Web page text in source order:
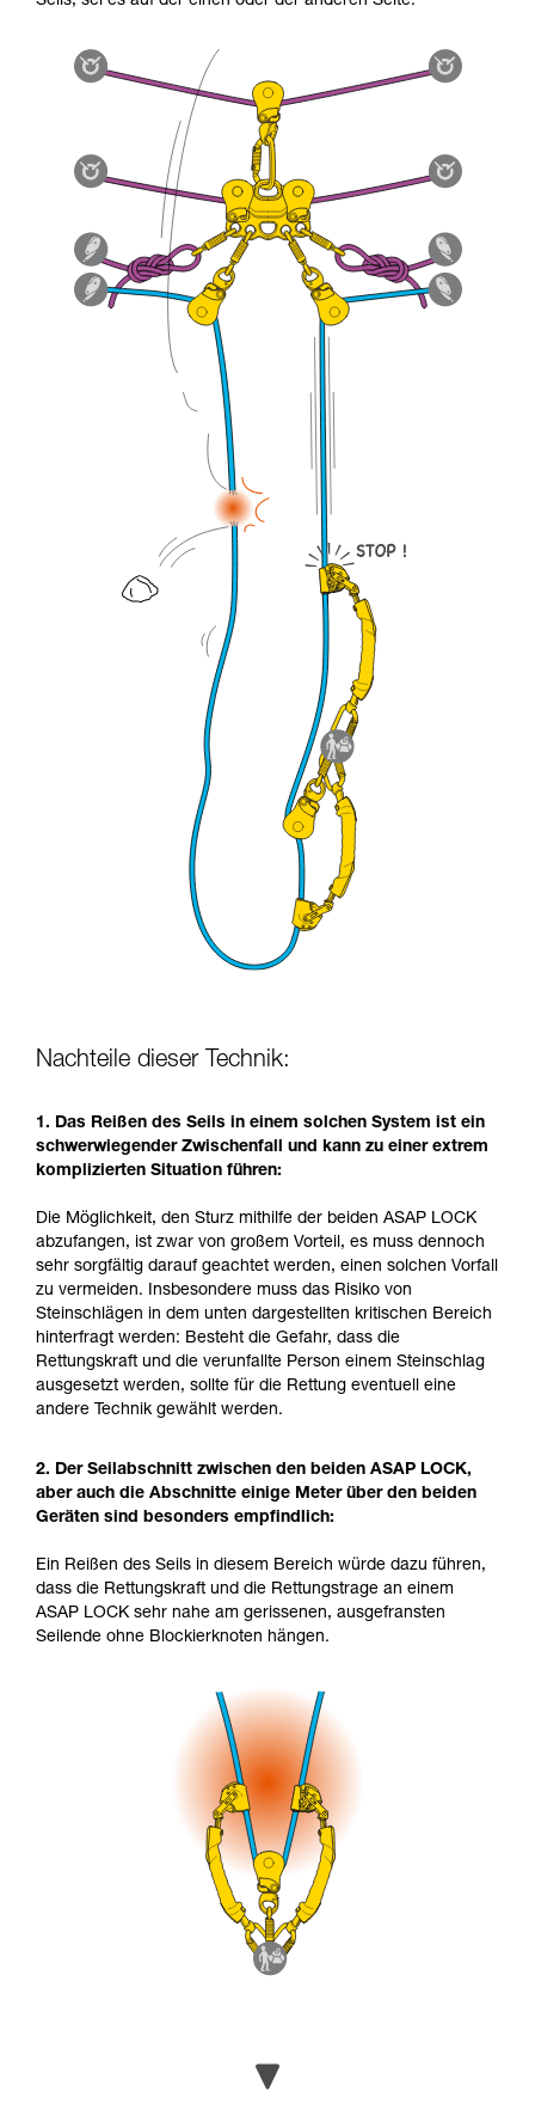
Nachteile dieser Technik:
1. Das Reißen des Seils in einem solchen System ist ein
schwerwiegender Zwischenfall und kann zu einer extrem
komplizierten Situation führen:
Die Möglichkeit, den Sturz mithilfe der beiden ASAP LOCK
abzufangen, ist zwar von großem Vorteil, es muss dennoch
sehr sorgfältig darauf geachtet werden, einen solchen Vorfall
zu vermeiden. Insbesondere muss das Risiko von
Steinschlägen in dem unten dargestellten kritischen Bereich
hinterfragt werden: Besteht die Gefahr, dass die
Rettungskraft und die verunfallte Person einem Steinschlag
ausgesetzt werden, sollte für die Rettung eventuell eine
andere Technik gewählt werden.
2. Der Seilabschnitt zwischen den beiden ASAP LOCK,
aber auch die Abschnitte einige Meter über den beiden
Geräten sind besonders empfindlich:
Ein Reißen des Seils in diesem Bereich würde dazu führen,
dass die Rettungskraft und die Rettungstrage an einem
ASAP LOCK sehr nahe am gerissenen, ausgefransten
Seilende ohne Blockierknoten hängen.